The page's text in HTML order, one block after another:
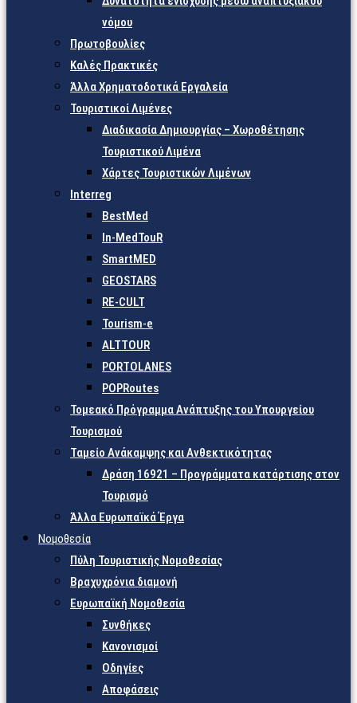
νόμου
Πρωτοβουλίες
Καλές Πρακτικές
Άλλα Χρηματοδοτικά Εργαλεία
Τουριστικοί Λιμένες
Διαδικασία Δημιουργίας – Χωροθέτησης
Τουριστικού Λιμένα
Χάρτες Τουριστικών Λιμένων
Interreg
BestMed
In-MedTouR
SmartMED
GEOSTARS
RE-CULT
Tourism-e
ALTTOUR
PORTOLANES
POPRoutes
Τομεακό Πρόγραμμα Ανάπτυξης του Υπουργείου
Τουρισμού
Ταμείο Ανάκαμψης και Ανθεκτικότητας
Δράση 16921 – Προγράμματα κατάρτισης στον
Τουρισμό
Άλλα Ευρωπαϊκά Έργα
Νομοθεσία
Πύλη Τουριστικής Νομοθεσίας
Βραχυχρόνια διαμονή
Ευρωπαϊκή Νομοθεσία
Συνθήκες
Κανονισμοί
Οδηγίες
Αποφάσεις